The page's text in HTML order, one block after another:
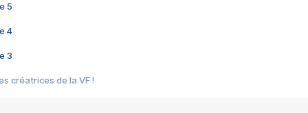
5
4
3
créatrices de la VF !